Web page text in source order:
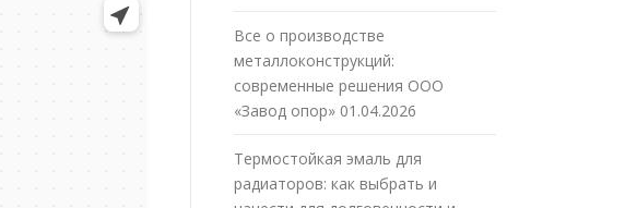
Все о производстве
металлоконструкций:
современные решения ООО
«Завод опор» 01.04.2026
Термостойкая эмаль для
радиаторов: как выбрать и